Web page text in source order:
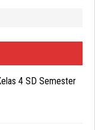
4 SD Semester